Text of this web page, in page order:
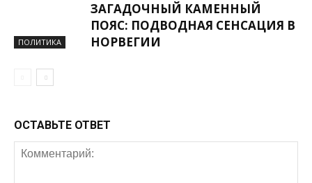
ПОЛИТИКА
ЗАГАДОЧНЫЙ КАМЕННЫЙ
ПОЯС: ПОДВОДНАЯ СЕНСАЦИЯ В
НОРВЕГИИ
ОСТАВЬТЕ ОТВЕТ